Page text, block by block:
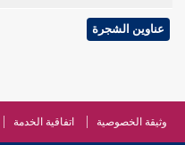
عناوين الشجرة
وثيقة الخصوصية اتفاقية الخدمة